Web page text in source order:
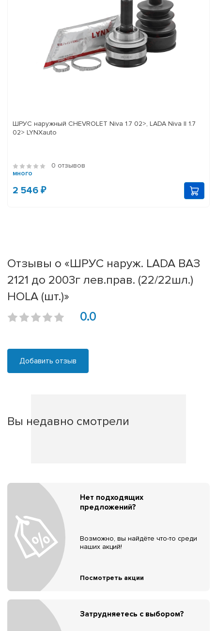
ШРУС наружный CHEVROLET Niva 1.7 02>, LADA Niva II 1.7
02> LYNXauto
0 отзывов
много
2 546 ₽
Отзывы о «ШРУС наруж. LADA ВАЗ
2121 до 2003г лев.прав. (22/22шл.)
HOLA (шт.)»
0.0
Добавить отзыв
Вы недавно смотрели
Нет подходящих
предложений?
Возможно, вы найдёте что-то среди
наших акций!
Посмотреть акции
Затрудняетесь с выбором?